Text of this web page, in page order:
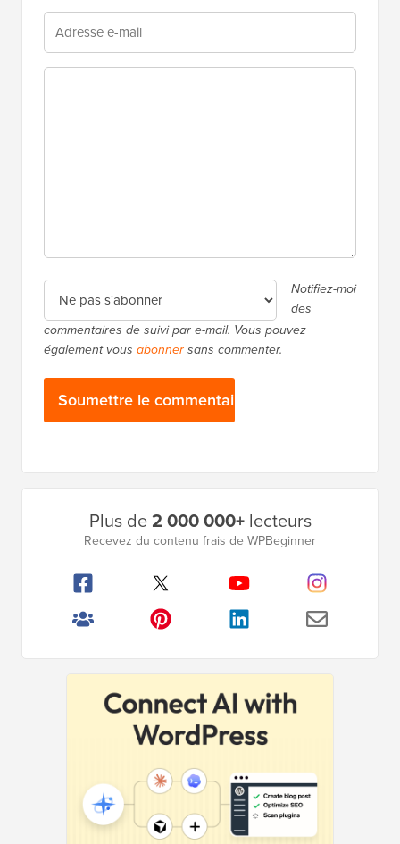
Notifiez-moi
des
commentaires de suivi par e-mail. Vous pouvez
également vous abonnersans commenter.
Plus de2 000 000+lecteurs
Recevez du contenu frais de WPBeginner